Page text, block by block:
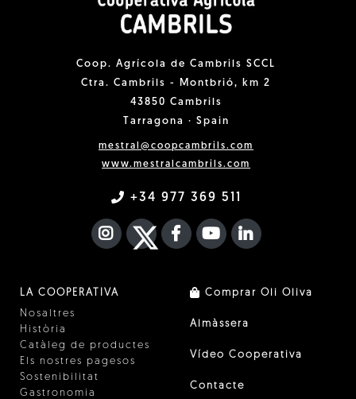
Coop. Agrícola de Cambrils SCCL
Ctra. Cambrils - Montbrió, km 2
43850 Cambrils
Tarragona · Spain
mestral@coopcambrils.com
www.mestralcambrils.com
+34 977 369 511
INSTAGRAM
TWITTER
FACEBOOK F
YOUTUBEFA LINKEDIN
LA COOPERATIVA
Nosaltres
Història
Catàleg de productes
Els nostres pagesos
Sostenibilitat
Gastronomia
Comprar Oli Oliva
Almàssera
Vídeo Cooperativa
Contacte